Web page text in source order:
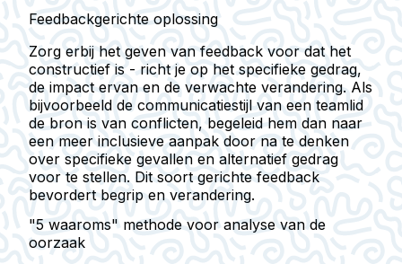
Feedbackgerichte oplossing
Zorg erbij het geven van feedback voor dat het
constructief is - richt je op het specifieke gedrag,
de impact ervan en de verwachte verandering. Als
bijvoorbeeld de communicatiestijl van een teamlid
de bron is van conflicten, begeleid hem dan naar
een meer inclusieve aanpak door na te denken
over specifieke gevallen en alternatief gedrag
voor te stellen. Dit soort gerichte feedback
bevordert begrip en verandering.
"5 waaroms" methode voor analyse van de
oorzaak